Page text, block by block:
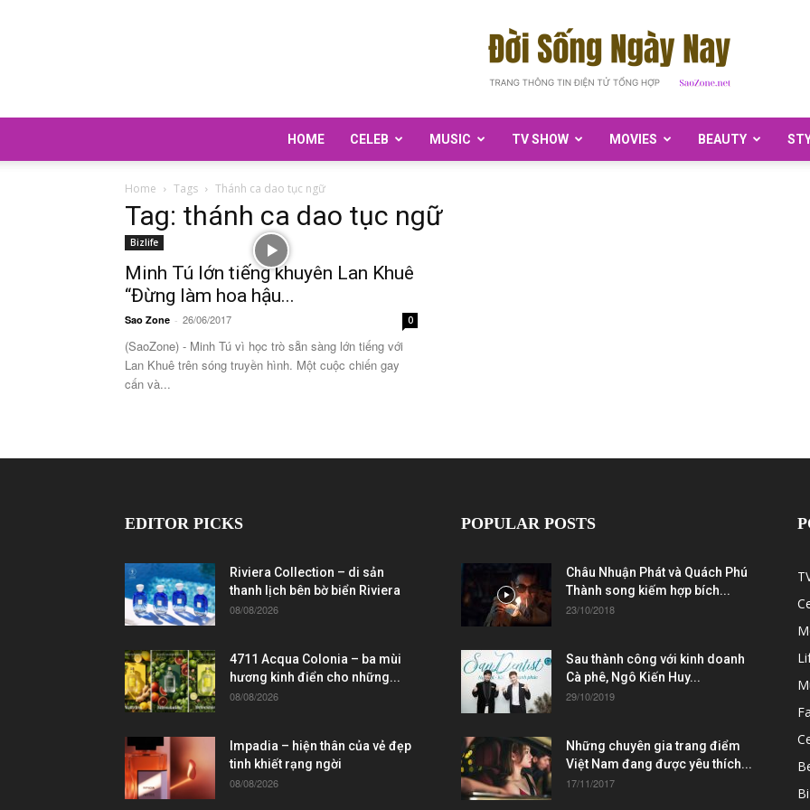
HOME CELEB MUSIC TV SHOW MOVIES BEAUTY
Home Tags Thánh ca dao tục ngữ
Tag: thánh ca dao tục ngữ
Bizlife
Minh Tú lớn tiếng khuyên Lan Khuê
“Đừng làm hoa hậu...
Sao Zone - 26/06/2017 0
(SaoZone) - Minh Tú vì học trò sẵn sàng lớn tiếng với
Lan Khuê trên sóng truyền hình. Một cuộc chiến gay
cấn và...
EDITOR PICKS
Riviera Collection – di sản
thanh lịch bên bờ biển Riviera
08/08/2026
4711 Acqua Colonia – ba mùi
hương kinh điển cho những...
08/08/2026
Impadia – hiện thân của vẻ đẹp
tinh khiết rạng ngời
08/08/2026
POPULAR POSTS
Châu Nhuận Phát và Quách Phú
Thành song kiếm hợp bích...
23/10/2018
Sau thành công với kinh doanh
Cà phê, Ngô Kiến Huy...
29/10/2019
Những chuyên gia trang điểm
Việt Nam đang được yêu thích...
17/11/2017